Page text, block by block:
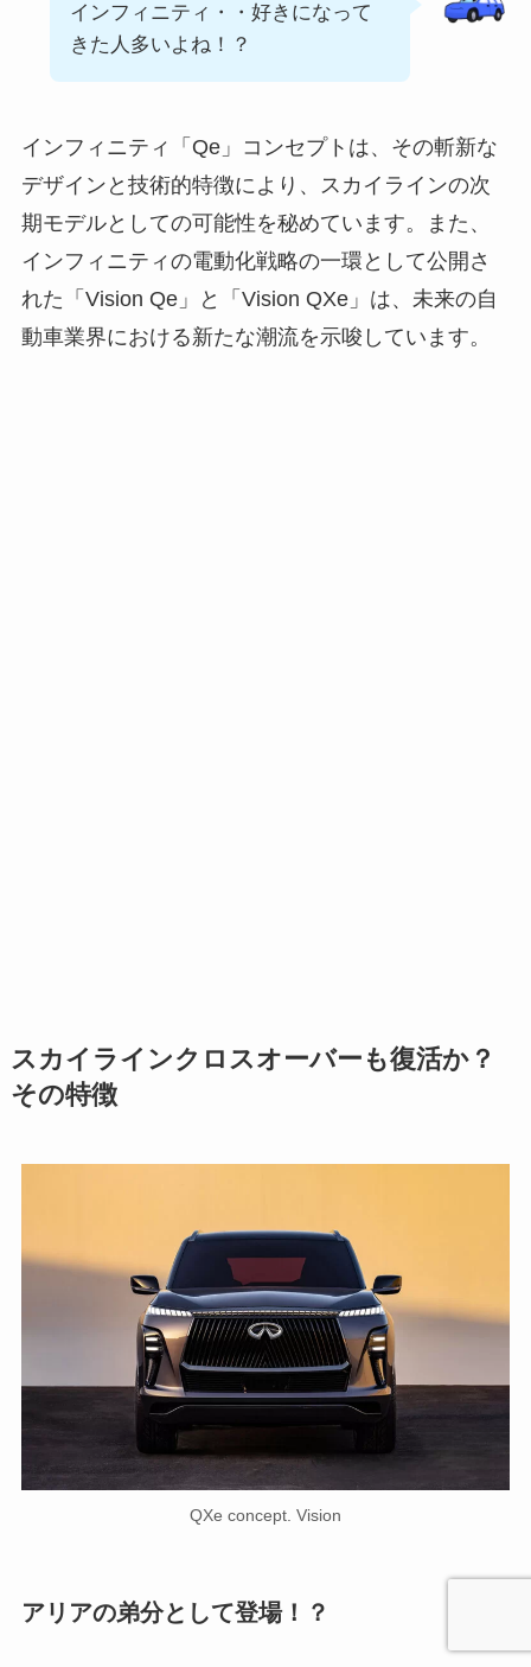
インフィニティ・・好きになって
きた人多いよね！？
インフィニティ「Qe」コンセプトは、その斬新な
デザインと技術的特徴により、スカイラインの次
期モデルとしての可能性を秘めています。また、
インフィニティの電動化戦略の一環として公開さ
れた「Vision Qe」と「Vision QXe」は、未来の自
動車業界における新たな潮流を示唆しています。
スカイラインクロスオーバーも復活か？
その特徴
QXe concept. Vision
アリアの弟分として登場！？